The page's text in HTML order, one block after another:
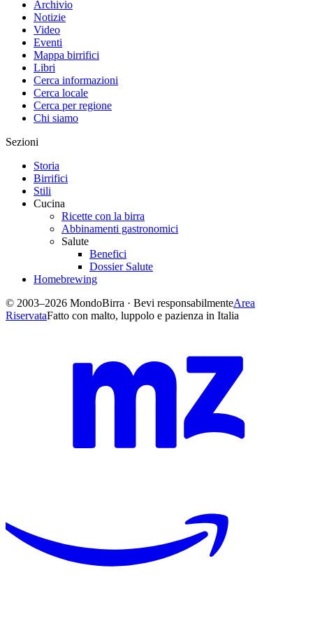
Archivio
Notizie
Video
Eventi
Mappa birrifici
Libri
Cerca informazioni
Cerca locale
Cerca per regione
Chi siamo
Sezioni
Storia
Birrifici
Stili
Cucina
Ricette con la birra
Abbinamenti gastronomici
Salute
Benefici
Dossier Salute
Homebrewing
© 2003–2026 MondoBirra · Bevi responsabilmenteArea
RiservataFatto con malto, luppolo e pazienza in Italia